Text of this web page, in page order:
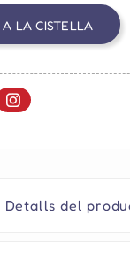
LA CISTELLA
Detalls del